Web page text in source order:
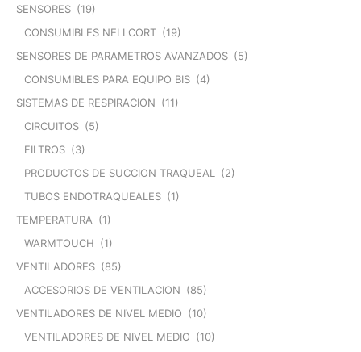
SENSORES (19)
CONSUMIBLES NELLCORT (19)
SENSORES DE PARAMETROS AVANZADOS (5)
CONSUMIBLES PARA EQUIPO BIS (4)
SISTEMAS DE RESPIRACION (11)
CIRCUITOS (5)
FILTROS (3)
PRODUCTOS DE SUCCION TRAQUEAL (2)
TUBOS ENDOTRAQUEALES (1)
TEMPERATURA (1)
WARMTOUCH (1)
VENTILADORES (85)
ACCESORIOS DE VENTILACION (85)
VENTILADORES DE NIVEL MEDIO (10)
VENTILADORES DE NIVEL MEDIO (10)